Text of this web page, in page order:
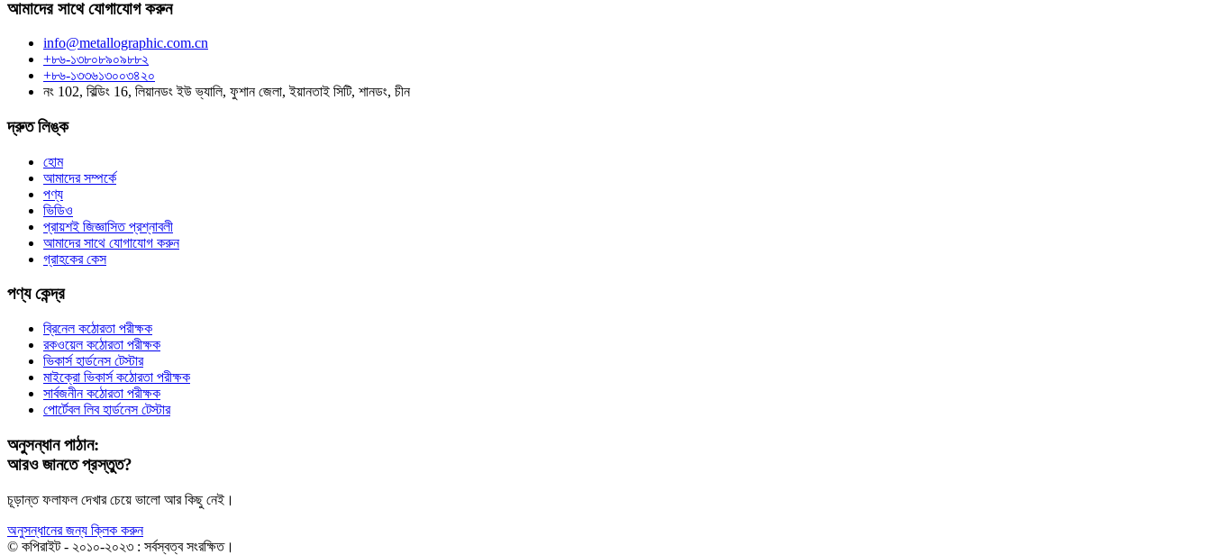
আমাদের সাথে যোগাযোগ করুন
info@metallographic.com.cn
+৮৬-১৩৮০৮৯০৯৮৮২
+৮৬-১৩৩৬১৩০০৩৪২০
নং 102, বিল্ডিং 16, লিয়ানডং ইউ ভ্যালি, ফুশান জেলা, ইয়ানতাই সিটি, শানডং, চীন
দ্রুত লিঙ্ক
হোম
আমাদের সম্পর্কে
পণ্য
ভিডিও
প্রায়শই জিজ্ঞাসিত প্রশ্নাবলী
আমাদের সাথে যোগাযোগ করুন
গ্রাহকের কেস
পণ্য কেন্দ্র
ব্রিনেল কঠোরতা পরীক্ষক
রকওয়েল কঠোরতা পরীক্ষক
ভিকার্স হার্ডনেস টেস্টার
মাইক্রো ভিকার্স কঠোরতা পরীক্ষক
সার্বজনীন কঠোরতা পরীক্ষক
পোর্টেবল লিব হার্ডনেস টেস্টার
অনুসন্ধান পাঠান:
আরও জানতে প্রস্তুত?
চূড়ান্ত ফলাফল দেখার চেয়ে ভালো আর কিছু নেই।
অনুসন্ধানের জন্য ক্লিক করুন
© কপিরাইট - ২০১০-২০২৩ : সর্বস্বত্ব সংরক্ষিত।